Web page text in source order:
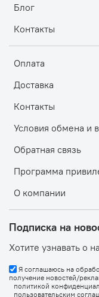
Блог
Контакты
Оплата
Доставка
Контакты
Условия обмена и
Обратная связь
Программа
О компании
Подписка на
Хотите узнавать о
Я соглашаюсь на
получение новостей/
политикой
пользовательским